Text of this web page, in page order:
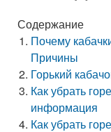
Содержание
Почему
Причины
Горький
Как убрать
информация
Как убрать